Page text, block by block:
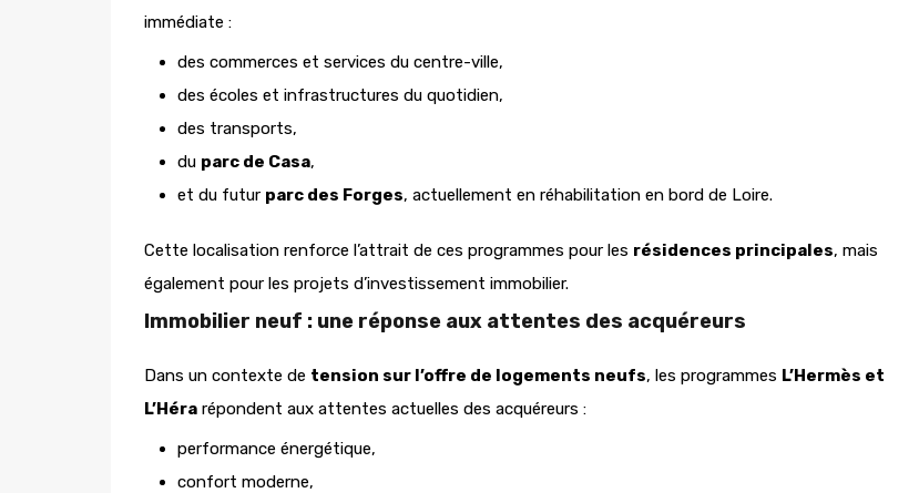
immédiate :
des commerces et services du centre-ville,
des écoles et infrastructures du quotidien,
des transports,
du parc de Casa,
et du futur parc des Forges, actuellement en réhabilitation en bord de Loire.
Cette localisation renforce l’attrait de ces programmes pour les résidences principales, mais
également pour les projets d’investissement immobilier.
Immobilier neuf : une réponse aux attentes des acquéreurs
Dans un contexte de tension sur l’offre de logements neufs, les programmes L’Hermès et
L’Héra répondent aux attentes actuelles des acquéreurs :
performance énergétique,
confort moderne,